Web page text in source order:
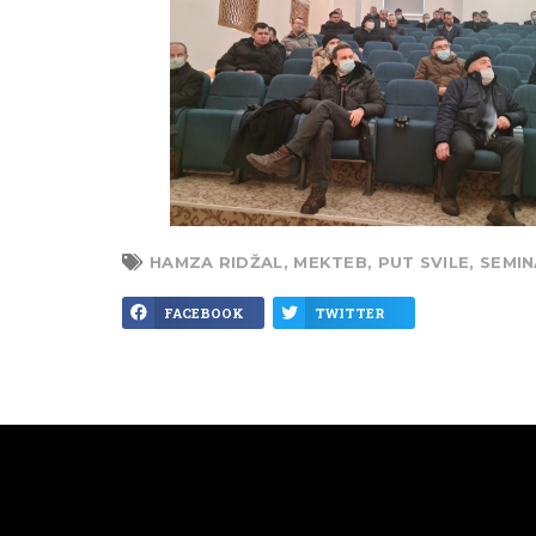
HAMZA RIDŽAL, MEKTEB, PUT SVILE,
FACEBOOK TWITTER